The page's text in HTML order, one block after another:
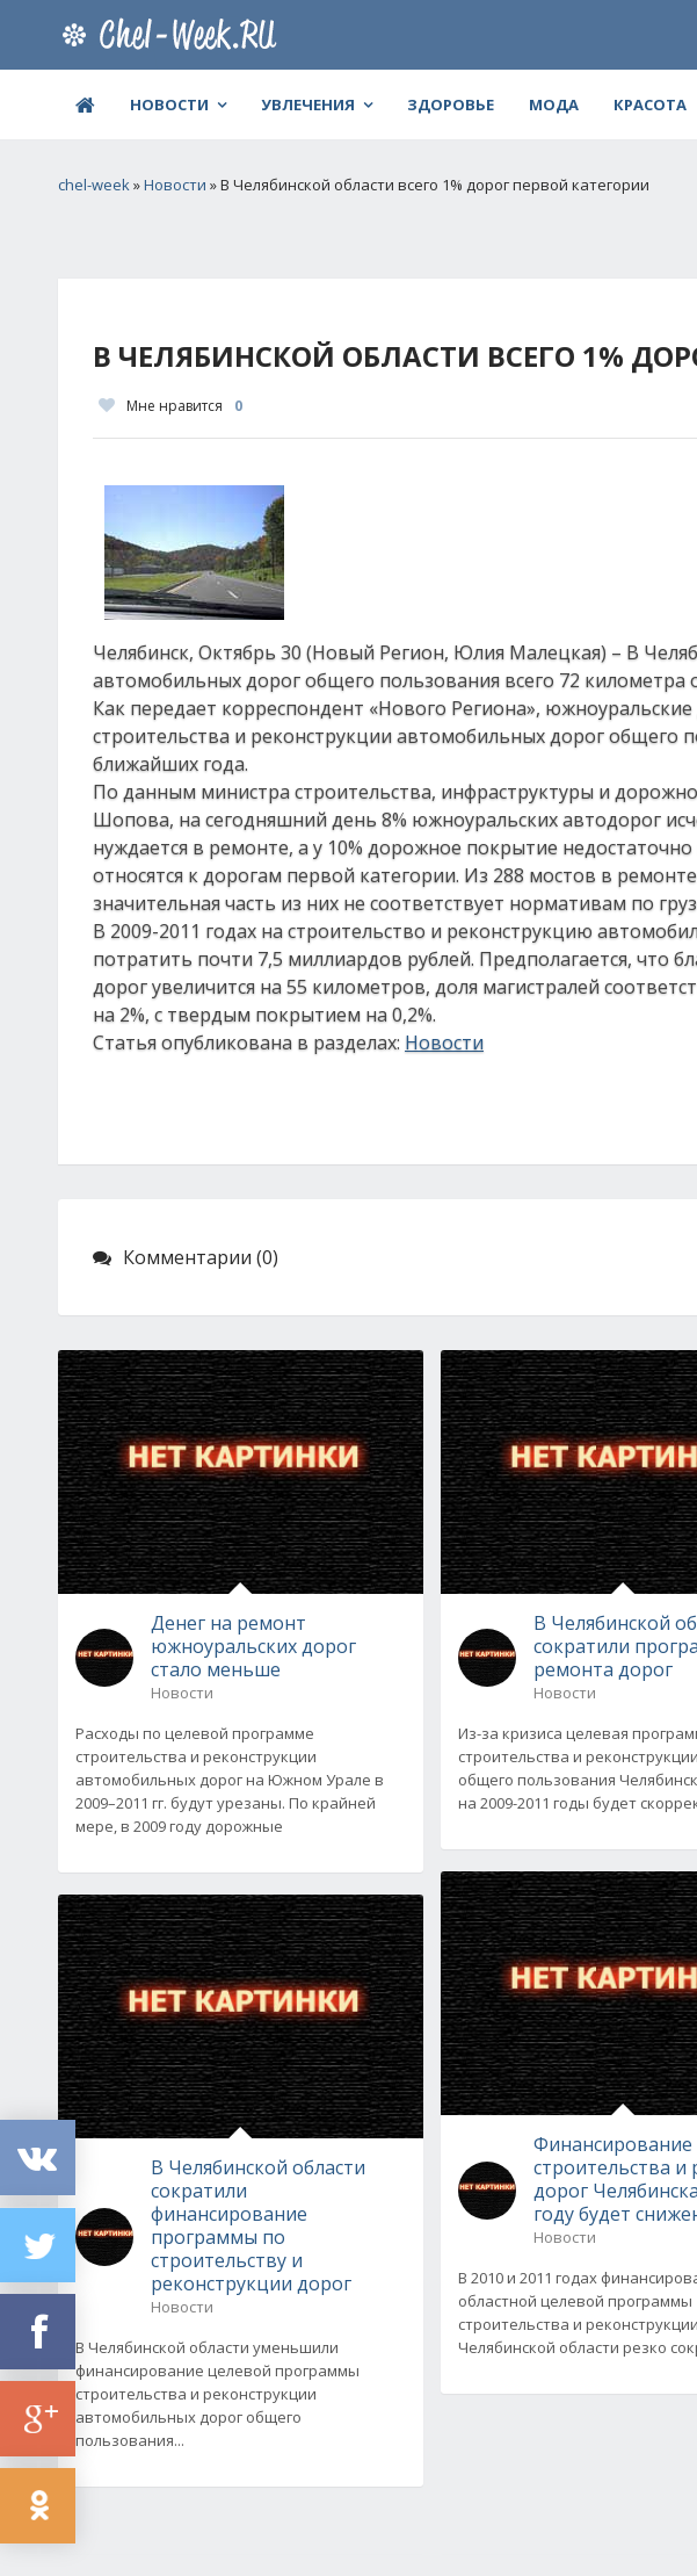
НОВОСТИ УВЛЕЧЕНИЯ ЗДОРОВЬЕ МОДА КРАСОТА
chel-week»Новости » В Челябинской области всего 1% дорог первой категории
В ЧЕЛЯБИНСКОЙ ОБЛАСТИ ВСЕГО 1%
Мне нравится 0
Челябинск, Октябрь 30 (Новый Регион, Юлия Малецкая) – В
автомобильных дорог общего пользования всего 72 километра
Как передает корреспондент «Нового Региона»,
строительства и реконструкции автомобильных дорог общего
ближайших года.
По данным министра строительства, инфраструктуры и
Шопова, на сегодняшний день 8% южноуральских автодорог
нуждается в ремонте, а у 10% дорожное покрытие
относятся к дорогам первой категории. Из 288 мостов в
значительная часть из них не соответствует нормативам по
В 2009-2011 годах на строительство и реконструкцию
потратить почти 7,5 миллиардов рублей. Предполагается, что
дорог увеличится на 55 километров, доля магистралей
на 2%, с твердым покрытием на 0,2%.
Статья опубликована в разделах: Новости
Комментарии (0)
Денег на ремонт
южноуральских дорог
стало меньше
Новости
Расходы по целевой программе
строительства и реконструкции
автомобильных дорог на Южном Урале в
2009–2011 гг. будут урезаны. По крайней
мере, в 2009 году дорожные
В Челябинской области
сократили
финансирование
программы по
строительству и
реконструкции дорог
Новости
В Челябинской области уменьшили
финансирование целевой программы
строительства и реконструкции
автомобильных дорог общего
пользования...
В Челябинской
сократили
ремонта дорог
Новости
Из-за кризиса целевая
строительства и
общего пользования
на 2009-2011 годы будет
Финансирование
строительства и
дорог
году будет
Новости
В 2010 и 2011 годах
областной целевой программы
строительства и
Челябинской области резко